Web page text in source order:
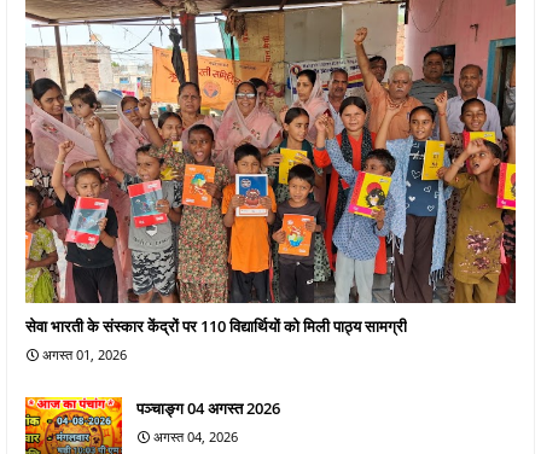
सेवा भारती के संस्कार केंद्रों पर 110 विद्यार्थियों को मिली पाठ्य सामग्री
अगस्त 01, 2026
पञ्चाङ्ग 04 अगस्त 2026
अगस्त 04, 2026